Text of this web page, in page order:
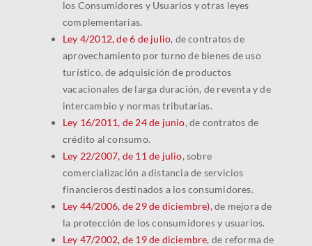
los Consumidores y Usuarios y otras leyes
complementarias.
Ley 4/2012, de 6 de julio, de contratos de
aprovechamiento por turno de bienes de uso
turístico, de adquisición de productos
vacacionales de larga duración, de reventa y de
intercambio y normas tributarias.
Ley 16/2011, de 24 de junio, de contratos de
crédito al consumo.
Ley 22/2007, de 11 de julio, sobre
comercialización a distancia de servicios
financieros destinados a los consumidores.
Ley 44/2006, de 29 de diciembre), de mejora de
la protección de los consumidores y usuarios.
Ley 47/2002, de 19 de diciembre, de reforma de